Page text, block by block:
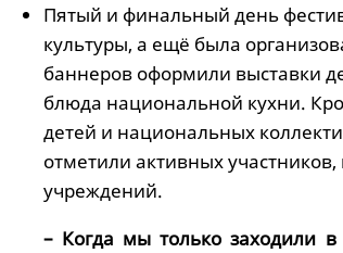
Пятый и финальный день
культуры, а ещё была
баннеров оформили выставки
блюда национальной кухни.
детей и национальных
отметили активных
учреждений.
– Когда мы только заходили в